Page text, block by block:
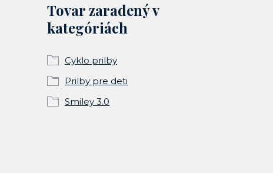
Tovar zaradený v
kategóriách
Cyklo prilby
Prilby pre deti
Smiley 3.0